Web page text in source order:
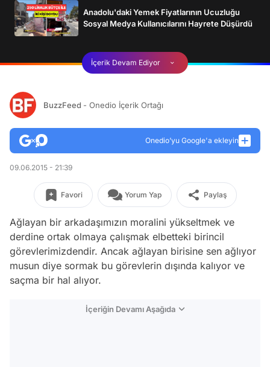
Anadolu'daki Yemek Fiyatlarının Ucuzluğu
Sosyal Medya Kullanıcılarını Hayrete Düşürdü
İçerik Devam Ediyor
BuzzFeed - Onedio İçerik Ortağı
Onedio’yu Google'a ekleyin
09.06.2015 - 21:39
Favori Yorum Yap Paylaş
Ağlayan bir arkadaşımızın moralini yükseltmek ve
derdine ortak olmaya çalışmak elbetteki birincil
görevlerimizdendir. Ancak ağlayan birisine sen ağlıyor
musun diye sormak bu görevlerin dışında kalıyor ve
saçma bir hal alıyor.
İçeriğin Devamı Aşağıda